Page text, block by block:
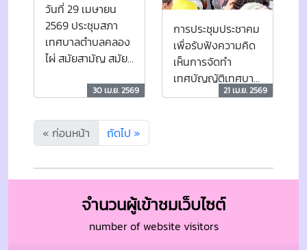
วันที่ 29 เมษายน
2569 ประชุมสภา
เทศบาลตำบลคลอง
ไผ่ สมัยสามัญ สมัย
30 เม.ย. 2569
การประชุมประชาคม
เพื่อรับฟังความคิด
เห็นการจัดทำ
เทศบัญญัติเทศบาล
ตำบาลตำบลลองไผ่
และมูลฝอย พ.ศ.
2569
21 เม.ย. 2569
« ก่อนหน้า ถัดไป »
จำนวนผู้เข้าชมเว็บไซต์
number of website visitors